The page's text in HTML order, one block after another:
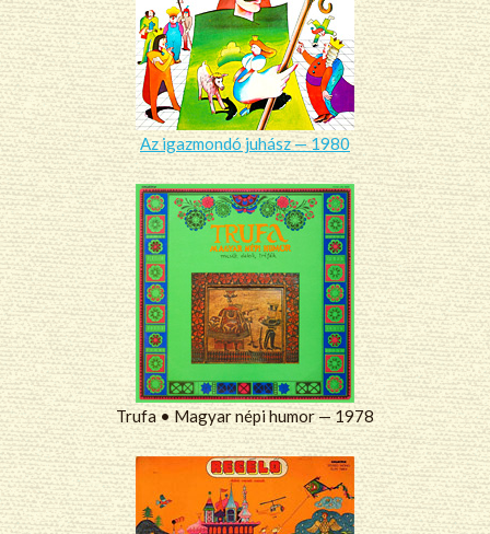
Az igazmondó juhász — 1980
Trufa • Magyar népi humor — 1978